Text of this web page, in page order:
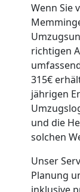
Wenn Sie
richtigen
315€
jährigen
und die
solchen
Unser
Planung
inklusive